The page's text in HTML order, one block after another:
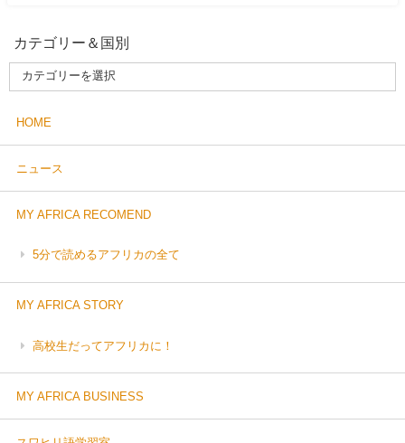
カテゴリー＆国別
HOME
ニュース
MY AFRICA RECOMEND
5分で読めるアフリカの全て
MY AFRICA STORY
高校生だってアフリカに！
MY AFRICA BUSINESS